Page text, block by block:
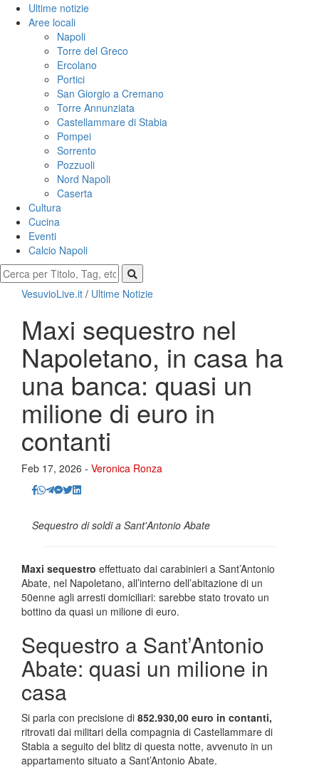
Ultime notizie
Aree locali
Napoli
Torre del Greco
Ercolano
Portici
San Giorgio a Cremano
Torre Annunziata
Castellammare di Stabia
Pompei
Sorrento
Pozzuoli
Nord Napoli
Caserta
Cultura
Cucina
Eventi
Calcio Napoli
VesuvioLive.it / Ultime Notizie
Maxi sequestro nel
Napoletano, in casa ha
una banca: quasi un
milione di euro in
contanti
Feb 17, 2026 - Veronica Ronza
Sequestro di soldi a Sant'Antonio Abate
Maxi sequestro effettuato dai carabinieri a Sant’Antonio
Abate, nel Napoletano, all’interno dell’abitazione di un
50enne agli arresti domiciliari: sarebbe stato trovato un
bottino da quasi un milione di euro.
Sequestro a Sant’Antonio
Abate: quasi un milione in
casa
Si parla con precisione di 852.930,00 euro in contanti,
ritrovati dai militari della compagnia di Castellammare di
Stabia a seguito del blitz di questa notte, avvenuto in un
appartamento situato a Sant’Antonio Abate.